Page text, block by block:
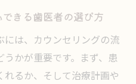
きる歯医者の選び方
は、カウンセリングの流
かが重要です。まず、患
るか、そして治療計画や